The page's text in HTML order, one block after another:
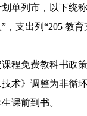
单列市，以下统
，支出列“205 教
程免费教科书政
术》调整为非循
课前到书。